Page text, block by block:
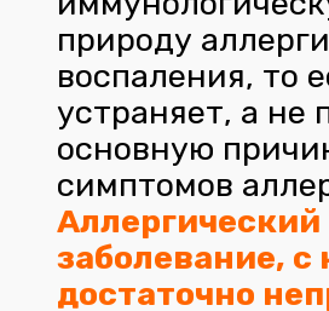
природу
воспаления, то
устраняет, а не
основную
симптомов
Аллергический
заболевание, с
достаточно